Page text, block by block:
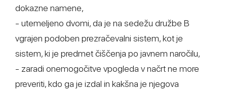
dokazne namene,
- utemeljeno dvomi, da je na sedežu družbe B
vgrajen podoben prezračevalni sistem, kot je
sistem, ki je predmet čiščenja po javnem naročilu,
- zaradi onemogočitve vpogleda v načrt ne more
preveriti, kdo ga je izdal in kakšna je njegova